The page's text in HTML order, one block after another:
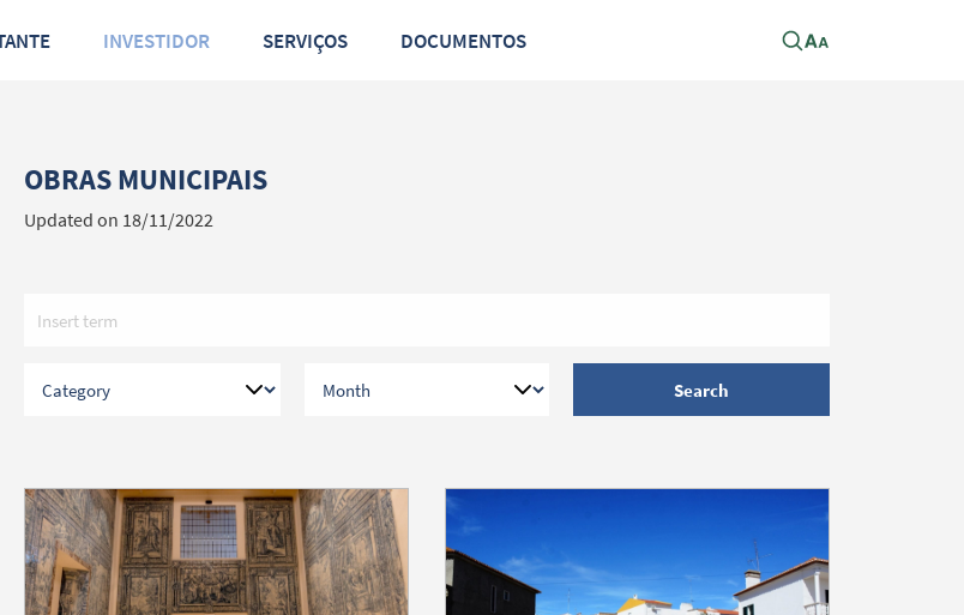
INVESTIDOR SERVIÇOS DOCUMENTOS
OBRAS MUNICIPAIS
Updated on 18/11/2022
Search